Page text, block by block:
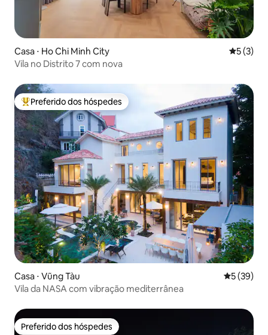
Casa ⋅ Ho Chi Minh City 5 de
5 (3)
Vila no Distrito 7 com nova
Entre os melhores preferidos dos hóspedes
Preferido dos hóspedes
Casa ⋅ Vũng Tàu 5 de uma
5 (39)
Vila da NASA com vibração mediterrânea
Preferido dos hóspedes
Preferido dos hóspedes